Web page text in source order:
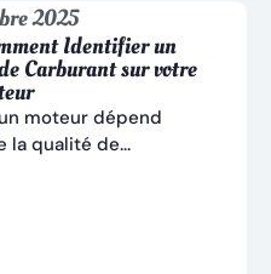
2025
Identifier un
Carburant sur votre
moteur dépend
qualité de...